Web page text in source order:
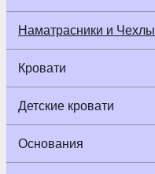
Наматрасники и Чехлы
Кровати
Детские кровати
Основания